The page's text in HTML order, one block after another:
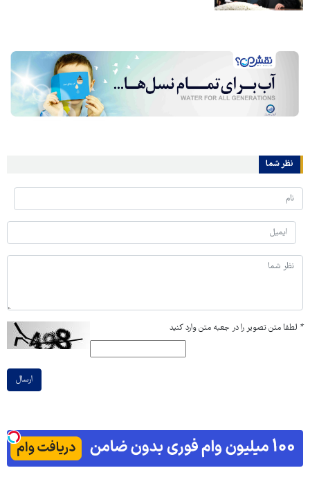
نظر شما
* لطفا متن تصویر را در جعبه متن وارد کنید
ارسال